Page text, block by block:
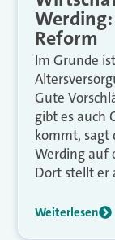
Reform
Im Grunde
Gute
gibt es auch
kommt, sagt
Werding auf
Dort stellt er
Weiterlesen